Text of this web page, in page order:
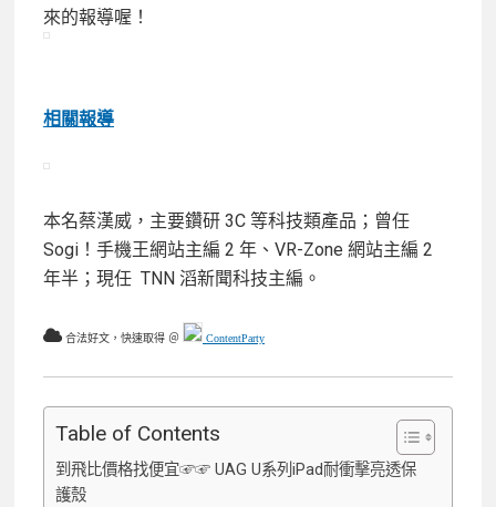
來的報導喔！
相關報導
本名蔡漢威，主要鑽研 3C 等科技類產品；曾任
Sogi！手機王網站主編 2 年、VR-Zone 網站主編 2
年半；現任 TNN 滔新聞科技主編。
合法好文，快速取得 ＠ ContentParty
Table of Contents
到飛比價格找便宜☞☞ UAG U系列iPad耐衝擊亮透保
護殼